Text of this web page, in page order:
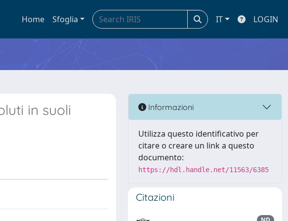
Home Sfoglia IT LOGIN
in suoli
Informazioni
Utilizza questo identificativo per
citare o creare un link a questo
documento:
https://hdl.handle.net/11563/6385
Citazioni